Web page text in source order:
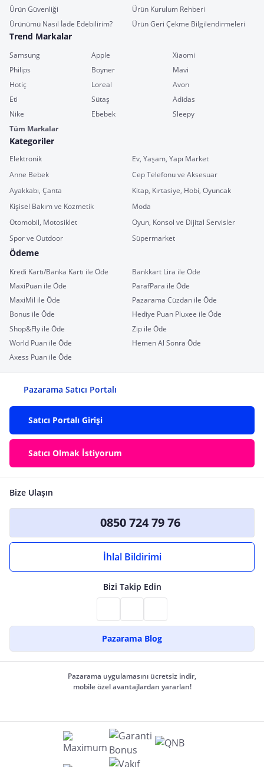
Ürün Güvenliği
Ürün Kurulum Rehberi
Ürünümü Nasıl İade Edebilirim?
Ürün Geri Çekme Bilgilendirmeleri
Trend Markalar
Samsung Apple
Xiaomi
Philips
Boyner
Mavi
Hotiç
Loreal
Avon
Eti
Sütaş
Adidas
Nike
Ebebek
Sleepy
Tüm Markalar
Kategoriler
Elektronik
Ev, Yaşam, Yapı Market
Anne Bebek
Cep Telefonu ve Aksesuar
Ayakkabı, Çanta
Kitap, Kırtasiye, Hobi, Oyuncak
Kişisel Bakım ve Kozmetik
Moda
Otomobil, Motosiklet
Oyun, Konsol ve Dijital Servisler
Spor ve Outdoor
Süpermarket
Ödeme
Kredi Kartı/Banka Kartı ile Öde
Bankkart Lira ile Öde
MaxiPuan ile Öde
ParafPara ile Öde
MaxiMil ile Öde
Pazarama Cüzdan ile Öde
Bonus ile Öde
Hediye Puan Pluxee ile Öde
Shop&Fly ile Öde
Zip ile Öde
World Puan ile Öde
Hemen Al Sonra Öde
Axess Puan ile Öde
Pazarama Satıcı Portalı
Satıcı Portalı Girişi
Satıcı Olmak İstiyorum
Bize Ulaşın
0850 724 79 76
İhlal Bildirimi
Bizi Takip Edin
Pazarama Blog
Pazarama uygulamasını ücretsiz indir,
mobile özel avantajlardan yararlan!